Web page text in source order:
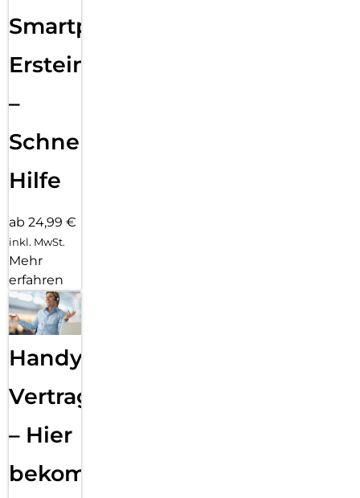
Smartphone
Ersteinrichtung
–
Schnelle
Hilfe
ab 24,99 €
inkl. MwSt.
Mehr
erfahren
Handy
Vertragsabwicklung
– Hier
bekommst